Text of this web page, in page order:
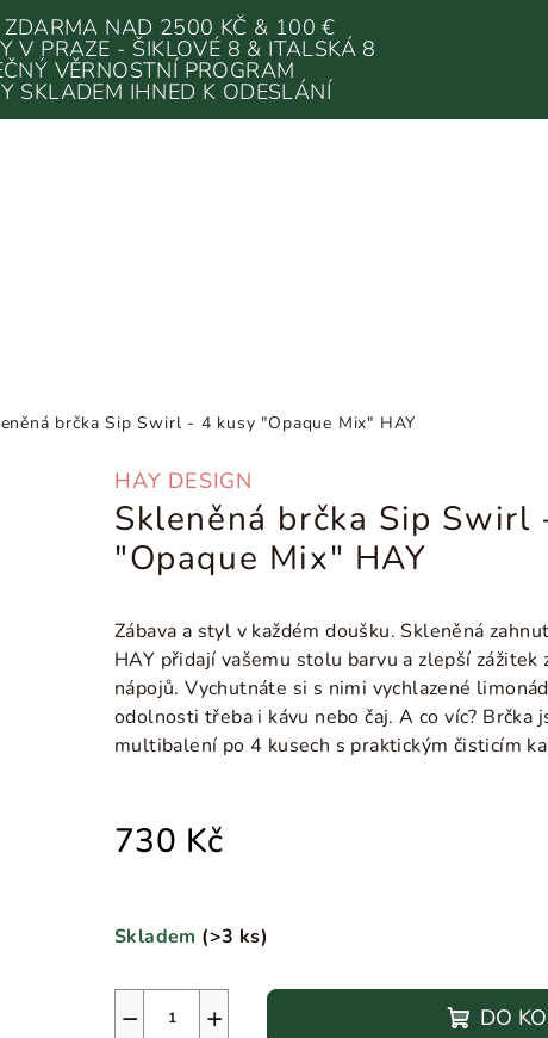
ZDARMA NAD 2500 KČ & 100 €
V PRAZE - ŠIKLOVÉ 8 & ITALSKÁ 8
VĚRNOSTNÍ PROGRAM
SKLADEM IHNED K ODESLÁNÍ
brčka Sip Swirl - 4 kusy "Opaque Mix" HAY
HAY DESIGN
Skleněná brčka Sip Swirl
"Opaque Mix" HAY
Zábava a styl v každém doušku. Skleněná
HAY přidají vašemu stolu barvu a zlepší zážitek
nápojů. Vychutnáte si s nimi vychlazené
odolnosti třeba i kávu nebo čaj.A co víc? Brčka
multibalení po 4 kusech s praktickým čisticím
730 Kč
Skladem (>3 ks)
+
− DO